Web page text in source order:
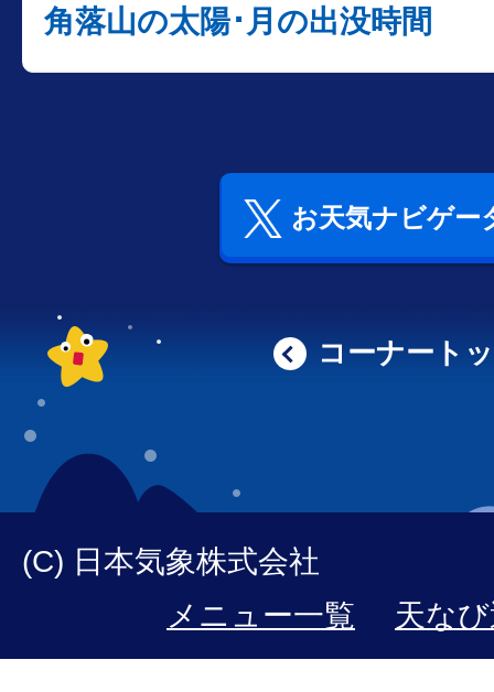
角落山の太陽･月の出没時間
お天気ナビゲー
コーナート
(C) 日本気象株式会社
メニュー一覧
天な